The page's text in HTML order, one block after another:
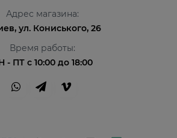
Адрес магазина:
ул. Кониського, 26
Время работы:
- ПТ с 10:00 до 18:00